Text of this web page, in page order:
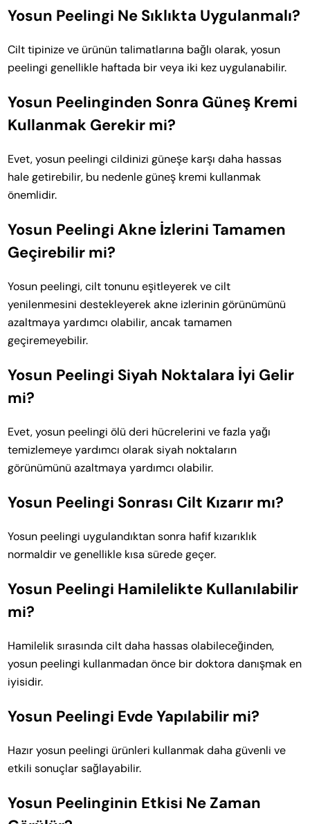
Yosun Peelingi Ne Sıklıkta Uygulanmalı?
Cilt tipinize ve ürünün talimatlarına bağlı olarak, yosun
peelingi genellikle haftada bir veya iki kez uygulanabilir.
Yosun Peelinginden Sonra Güneş Kremi
Kullanmak Gerekir mi?
Evet, yosun peelingi cildinizi güneşe karşı daha hassas
hale getirebilir, bu nedenle güneş kremi kullanmak
önemlidir.
Yosun Peelingi Akne İzlerini Tamamen
Geçirebilir mi?
Yosun peelingi, cilt tonunu eşitleyerek ve cilt
yenilenmesini destekleyerek akne izlerinin görünümünü
azaltmaya yardımcı olabilir, ancak tamamen
geçiremeyebilir.
Yosun Peelingi Siyah Noktalara İyi Gelir
mi?
Evet, yosun peelingi ölü deri hücrelerini ve fazla yağı
temizlemeye yardımcı olarak siyah noktaların
görünümünü azaltmaya yardımcı olabilir.
Yosun Peelingi Sonrası Cilt Kızarır mı?
Yosun peelingi uygulandıktan sonra hafif kızarıklık
normaldir ve genellikle kısa sürede geçer.
Yosun Peelingi Hamilelikte Kullanılabilir
mi?
Hamilelik sırasında cilt daha hassas olabileceğinden,
yosun peelingi kullanmadan önce bir doktora danışmak en
iyisidir.
Yosun Peelingi Evde Yapılabilir mi?
Hazır yosun peelingi ürünleri kullanmak daha güvenli ve
etkili sonuçlar sağlayabilir.
Yosun Peelinginin Etkisi Ne Zaman